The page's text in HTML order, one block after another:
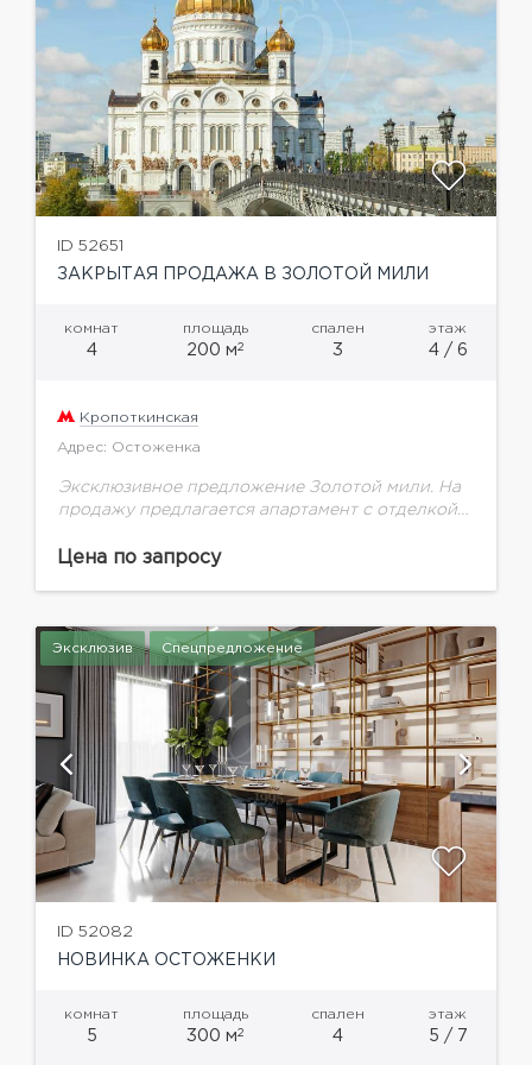
ID 52651
ЗАКРЫТАЯ ПРОДАЖА В ЗОЛОТОЙ МИЛИ
комнат
4
площадь
200 м2
спален
3
этаж
4 / 6
Кропоткинская
Адрес: Остоженка
Эксклюзивное предложение Золотой мили. На
продажу предлагается апартамент с отделкой
Планировочным решением предусмотрено:
Цена по запросу
Эксклюзив Спецпредложение
ID 52082
НОВИНКА ОСТОЖЕНКИ
комнат
5
площадь
300 м2
спален
4
этаж
5 / 7